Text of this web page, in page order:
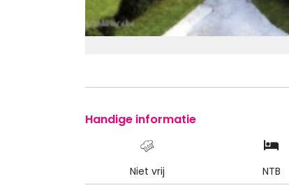
Handige informatie
Niet vrij NTB